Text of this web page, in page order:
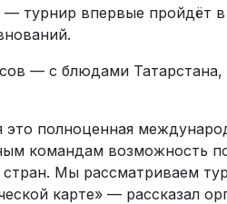
турнир впервые пройдёт
— с блюдами Татарстана,
это полноценная
командам возможность
Мы рассматриваем
карте» — рассказал